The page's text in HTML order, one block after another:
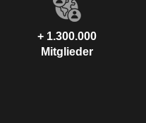
+ 1.300.000
Mitglieder